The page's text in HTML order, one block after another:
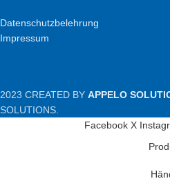
Datenschutzbelehrung
Impressum
2023 CREATED BY APPELO
SOLUTIONS.
Facebook X